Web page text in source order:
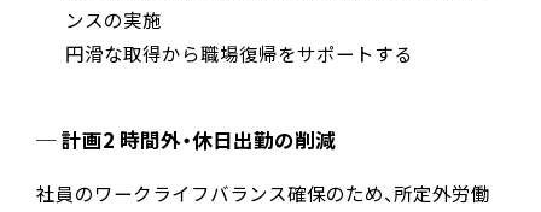
ンスの実施
円滑な取得から職場復帰をサポートする
計画2 時間外・休日出勤の削減
社員のワークライフバランス確保のため、所定外労働